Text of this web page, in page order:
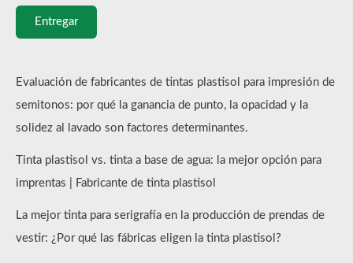
Entregar
Evaluación de fabricantes de tintas plastisol para impresión de
semitonos: por qué la ganancia de punto, la opacidad y la
solidez al lavado son factores determinantes.
Tinta plastisol vs. tinta a base de agua: la mejor opción para
imprentas | Fabricante de tinta plastisol
La mejor tinta para serigrafía en la producción de prendas de
vestir: ¿Por qué las fábricas eligen la tinta plastisol?